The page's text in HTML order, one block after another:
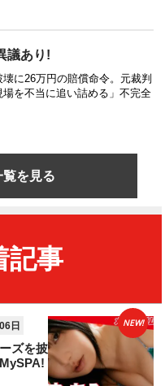
議あり!
に26万円の賠償命令。元裁判
を不当に追い詰める」不完全
を見る
記事
日
ズを披
NEW!